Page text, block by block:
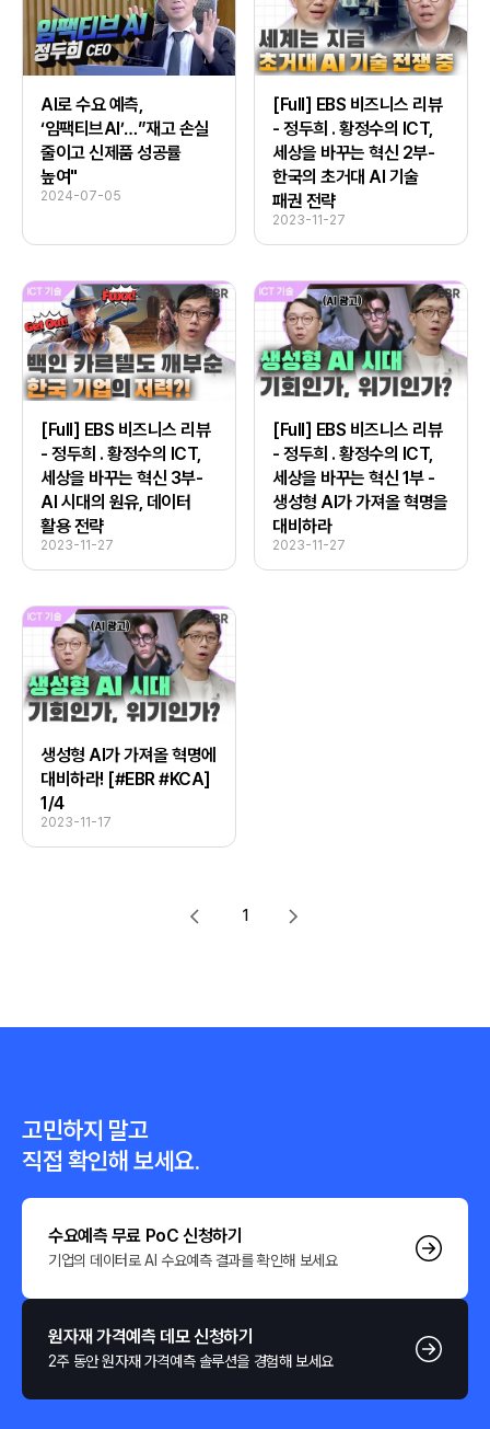
AI로 수요 예측,
‘임팩티브AI’…”재고 손실
줄이고 신제품 성공률
높여"
2024-07-05
[Full] EBS 비즈니스 리뷰
- 정두희 . 황정수의 ICT,
세상을 바꾸는 혁신 2부-
한국의 초거대 AI 기술
패권 전략
2023-11-27
[Full] EBS 비즈니스 리뷰
- 정두희 . 황정수의 ICT,
세상을 바꾸는 혁신 3부-
AI 시대의 원유, 데이터
활용 전략
2023-11-27
[Full] EBS 비즈니스 리뷰
- 정두희 . 황정수의 ICT,
세상을 바꾸는 혁신 1부 -
생성형 AI가 가져올 혁명을
대비하라
2023-11-27
생성형 AI가 가져올 혁명에
대비하라! [#EBR #KCA]
1/4
2023-11-17
1
고민하지 말고
직접 확인해 보세요.
수요예측 무료 PoC 신청하기
기업의 데이터로 AI 수요예측 결과를 확인해 보세요
원자재 가격예측 데모 신청하기
2주 동안 원자재 가격예측 솔루션을 경험해 보세요